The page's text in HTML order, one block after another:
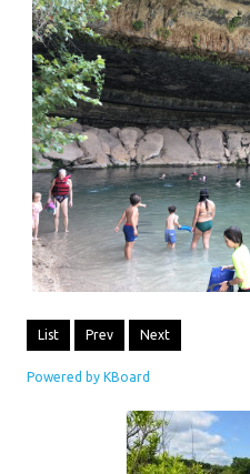
List Prev Next
Powered by KBoard